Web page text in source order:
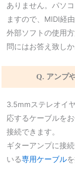
ありません。パソ
ますので、MIDI経
外部ソフトの使用
問にはお答え致しか
Q. アンプ
3.5mmステレオイ
応するケーブルを
接続できます。
ギターアンプに接
いる専用ケーブル